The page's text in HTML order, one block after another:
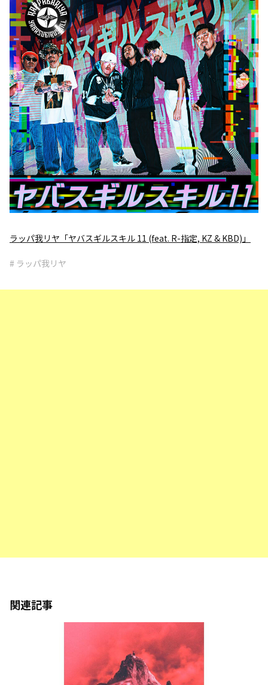
ラッパ我リヤ「ヤバスギルスキル 11 (feat. R-指定, KZ & KBD)」
# ラッパ我リヤ
関連記事